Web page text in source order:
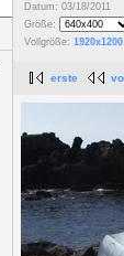
Datum: 03/18/2011
Größe:
Vollgröße: 1920x1200
erste